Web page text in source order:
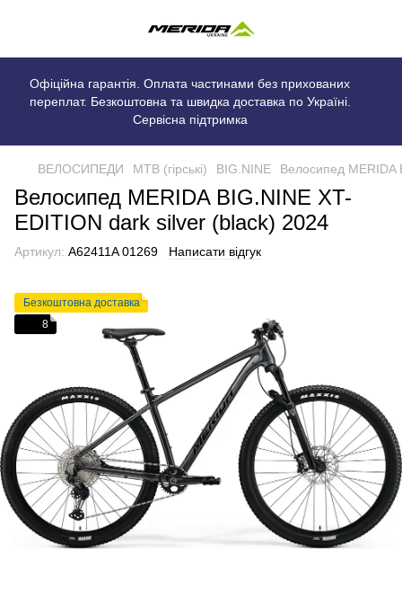
Офіційна гарантія. Оплата частинами без прихованих
переплат. Безкоштовна та швидка доставка по Україні.
Сервісна підтримка
ВЕЛОСИПЕДИ MTB (гірські) BIG.NINE Велосипед MERIDA
Велосипед MERIDA BIG.NINE XT-
EDITION dark silver (black) 2024
Артикул: A62411A 01269 Написати відгук
Безкоштовна доставка
8